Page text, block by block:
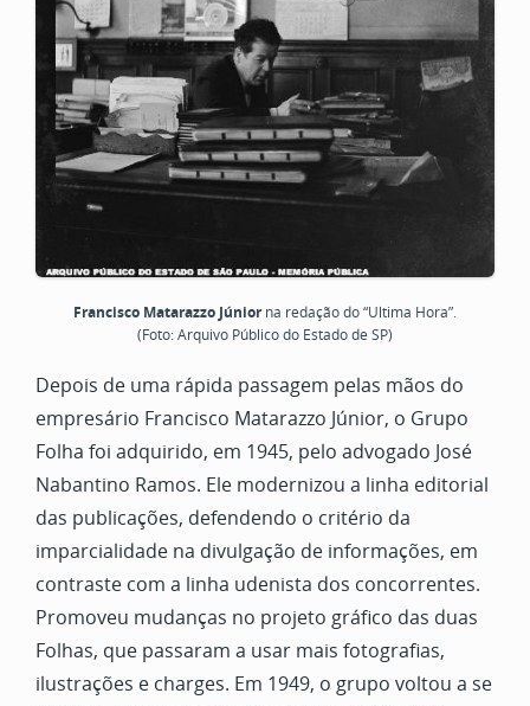
Francisco Matarazzo Júniorna redação do “Ultima Hora”.
(Foto: Arquivo Público do Estado de SP)
Depois de uma rápida passagem pelas mãos do
empresário Francisco Matarazzo Júnior, o Grupo
Folha foi adquirido, em 1945, pelo advogado José
Nabantino Ramos. Ele modernizou a linha editorial
das publicações, defendendo o critério da
imparcialidade na divulgação de informações, em
contraste com a linha udenista dos concorrentes.
Promoveu mudanças no projeto gráfico das duas
Folhas, que passaram a usar mais fotografias,
ilustrações e charges. Em 1949, o grupo voltou a se